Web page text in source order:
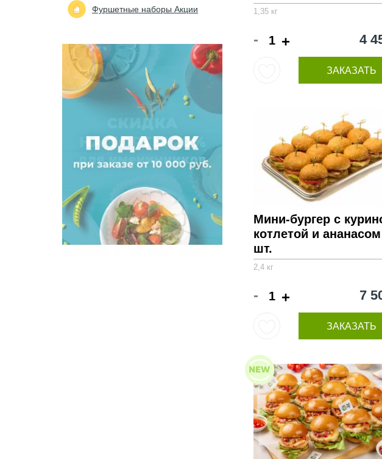
Фуршетные наборы Акции 1,35 кг
- + 4
ЗАКАЗАТЬ
Мини-бургер с
котлетой и
шт.
2,4 кг
- + 7
ЗАКАЗАТЬ